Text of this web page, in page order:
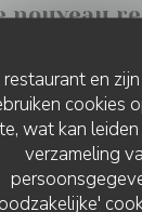
en
cookies
wat kan
verzameling
nouveau
du jour
Paradis depuis
la cuisson à la
et ses deux